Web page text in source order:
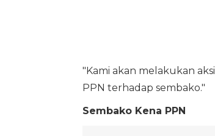
"Kami akan melakukan
PPN terhadap sembako."
Sembako Kena PPN